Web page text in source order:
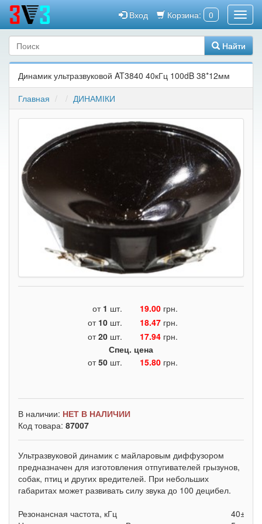
Корзина: 0
Вход
Найти
Динамик ультразвуковой AT3840 40кГц 100dB 38*12мм
Главная
ДИНАМІКИ
от 1 шт. 19.00 грн.
от 10 шт. 18.47 грн.
от20 шт. 17.94 грн.
Спец. цена
от50 шт. 15.80 грн.
В наличии: НЕТ В НАЛИЧИИ
Код товара: 87007
Ультразвуковой динамик с майларовым диффузором
предназначен для изготовления отпугивателей грызунов,
собак, птиц и других вредителей. При небольших
габаритах может развивать силу звука до 100 децибел.
Резонансная частота, кГц
40±5